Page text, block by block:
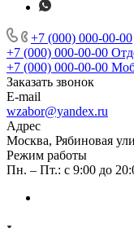
+7 (000) 000-00-00
+7 (000) 000-00-00
+7 (000) 000-00-00
Заказать звонок
E-mail
wzabor@yandex.ru
Адрес
Москва, Рябиновая
Режим работы
Пн. – Пт.: с 9:00 до